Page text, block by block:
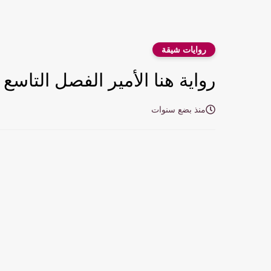
روايات شيقة
رواية هنا الأمير الفصل التاسع 9 والأخير بقلم زينب
منذ بضع سنوات